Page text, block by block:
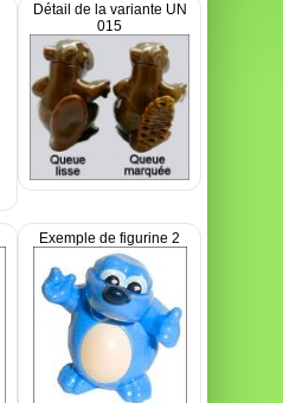
Détail de la variante UN
015
Exemple de figurine 2